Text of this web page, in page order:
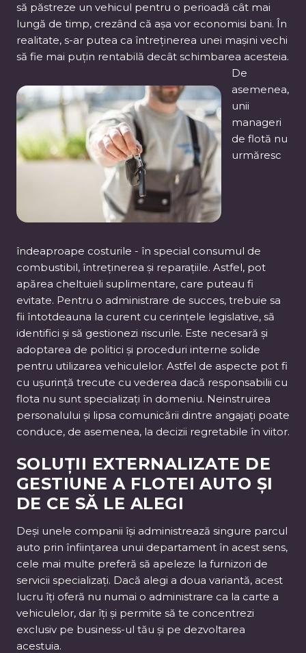
să păstreze un vehicul pentru o perioadă cât mai
lungă de timp, crezând că așa vor economisi bani. În
realitate, s-ar putea ca întreținerea unei mașini vechi
să fie mai puțin rentabilă decât schimbarea acesteia.
De
asemenea,
unii
manageri
de flotă nu
urmăresc
îndeaproape costurile - în special consumul de
combustibil, întreținerea și reparațiile. Astfel, pot
apărea cheltuieli suplimentare, care puteau fi
evitate. Pentru o administrare de succes, trebuie sa
fii întotdeauna la curent cu cerințele legislative, să
identifici și să gestionezi riscurile. Este necesară și
adoptarea de politici și proceduri interne solide
pentru utilizarea vehiculelor. Astfel de aspecte pot fi
cu ușurință trecute cu vederea dacă responsabilii cu
flota nu sunt specializați în domeniu. Neinstruirea
personalului și lipsa comunicării dintre angajați poate
conduce, de asemenea, la decizii regretabile în viitor.
SOLUȚII EXTERNALIZATE DE
GESTIUNE A FLOTEI AUTO ȘI
DE CE SĂ LE ALEGI
Deși unele companii își administrează singure parcul
auto prin înființarea unui departament în acest sens,
cele mai multe preferă să apeleze la furnizori de
servicii specializați. Dacă alegi a doua variantă, acest
lucru îți oferă nu numai o administrare ca la carte a
vehiculelor, dar îți și permite să te concentrezi
exclusiv pe business-ul tău și pe dezvoltarea
acestuia.